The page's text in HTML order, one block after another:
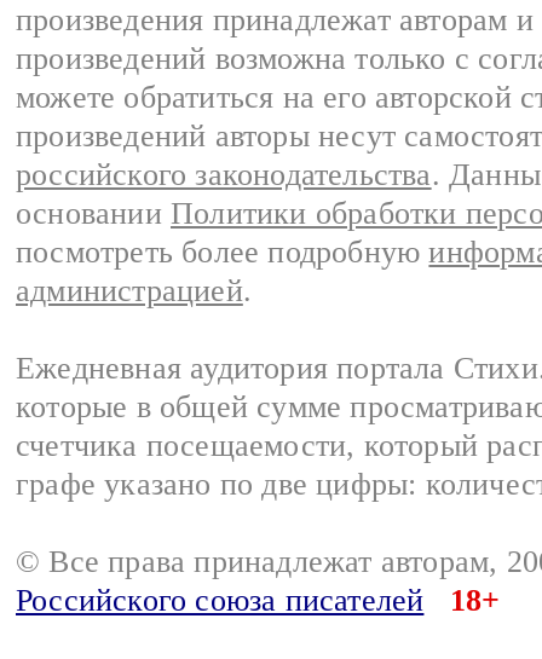
произведения принадлежат авторам
произведений возможна только с
можете обратиться на его авторской
произведений авторы несут
российского законодательства.
основании Политики обработки
посмотреть более подробную
администрацией.
Ежедневная аудитория портала
которые в общей сумме
счетчика посещаемости, который
графе указано по две цифры:
© Все права принадлежат авторам,
Российского союза писателей
18+